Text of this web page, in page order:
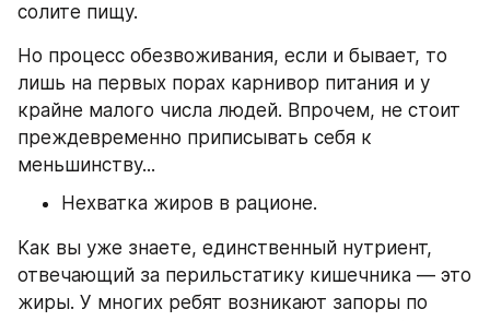
солите пищу.
Но процесс обезвоживания, если и бывает, то
лишь на первых порах карнивор питания и у
крайне малого числа людей. Впрочем, не стоит
преждевременно приписывать себя к
меньшинству...
Нехватка жиров в рационе.
Как вы уже знаете, единственный нутриент,
отвечающий за перильстатику кишечника — это
жиры. У многих ребят возникают запоры по